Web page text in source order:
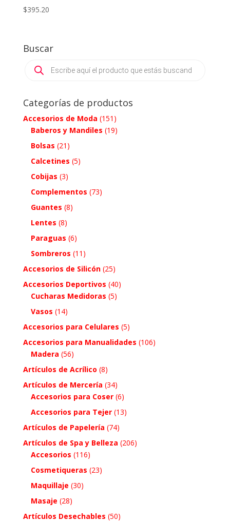
$395.20
Buscar
search
Categorías de productos
Accesorios de Moda (151)
Baberos y Mandiles (19)
Bolsas (21)
Calcetines (5)
Cobijas (3)
Complementos (73)
Guantes (8)
Lentes (8)
Paraguas (6)
Sombreros (11)
Accesorios de Silicón (25)
Accesorios Deportivos (40)
Cucharas Medidoras (5)
Vasos (14)
Accesorios para Celulares (5)
Accesorios para Manualidades (106)
Madera (56)
Artículos de Acrílico (8)
Artículos de Mercería (34)
Accesorios para Coser (6)
Accesorios para Tejer (13)
Artículos de Papelería (74)
Artículos de Spa y Belleza (206)
Accesorios (116)
Cosmetiqueras (23)
Maquillaje (30)
Masaje (28)
Artículos Desechables (50)